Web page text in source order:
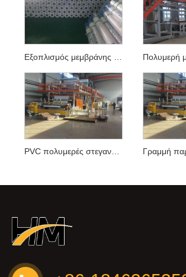
PVC πολυμερές στεγανοποίηση της γραμμής παραγωγής μεμβράνης